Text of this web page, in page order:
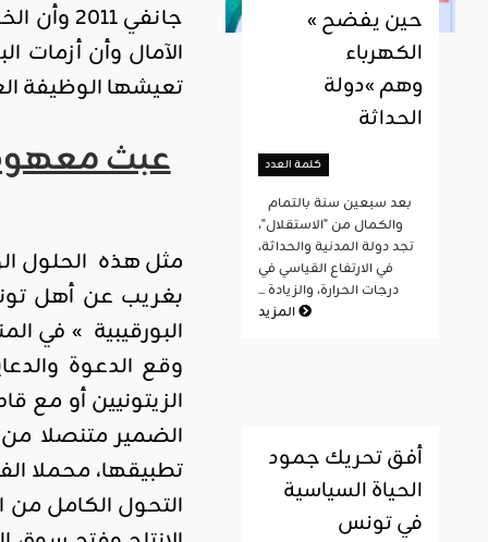
جانفي
الآمال وأن أزمات
تعيشها الوظيفة
عبث معهود
مثل هذه الحلول
بغريب عن أهل
البورقيبية » في
وقع الدعوة
الزيتونيين أو مع
الضمير متنصلا
تطبيقها، محملا
التحول الكامل من
« حين يفضح
الكهرباء
وهم »دولة
الحداثة
كلمة العدد
والكمال من "الاستقلال"،
تجد دولة المدنية والحداثة،
في الارتفاع القياسي في
درجات الحرارة، والزيادة ...
المزيد
أفق تحريك جمود
الحياة السياسية
في تونس